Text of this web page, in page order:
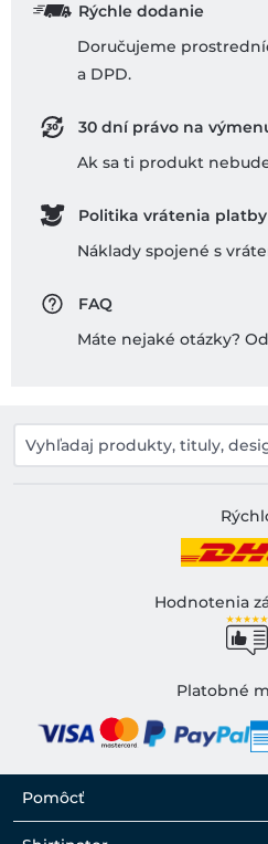
Rýchle dodanie
Doručujeme
a DPD.
30 dní právo na
Ak sa ti produkt
Politika vrátenia platby
Náklady spojené s
FAQ
Máte nejaké otázky?
Hodnotenia
Platobné
Pomôcť